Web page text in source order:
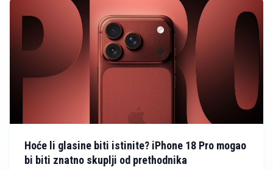
Hoće li glasine biti istinite? iPhone 18 Pro mogao
bi biti znatno skuplji od prethodnika